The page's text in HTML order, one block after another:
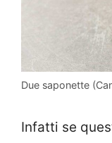
Due saponette
Infatti se